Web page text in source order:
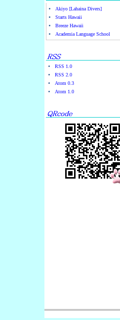
Akiyo [Lahaina Divers]
Starts Hawaii
Breeze Hawaii
Academia Language School
RSS 1.0
RSS 2.0
Atom 0.3
Atom 1.0